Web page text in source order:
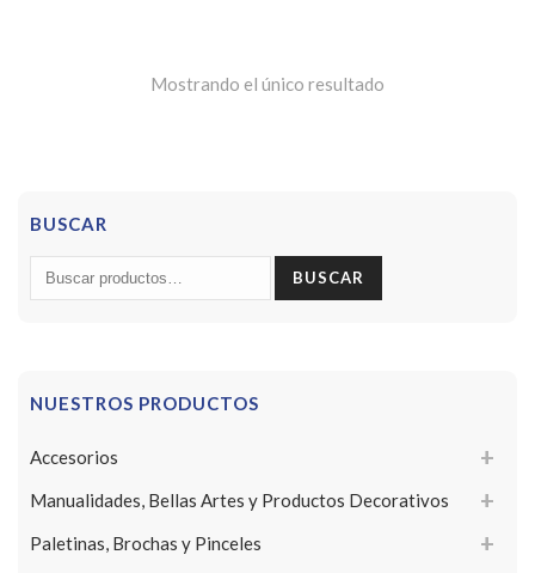
Mostrando el único resultado
BUSCAR
Buscar
por:
BUSCAR
NUESTROS PRODUCTOS
Accesorios
Manualidades, Bellas Artes y Productos Decorativos
Paletinas, Brochas y Pinceles